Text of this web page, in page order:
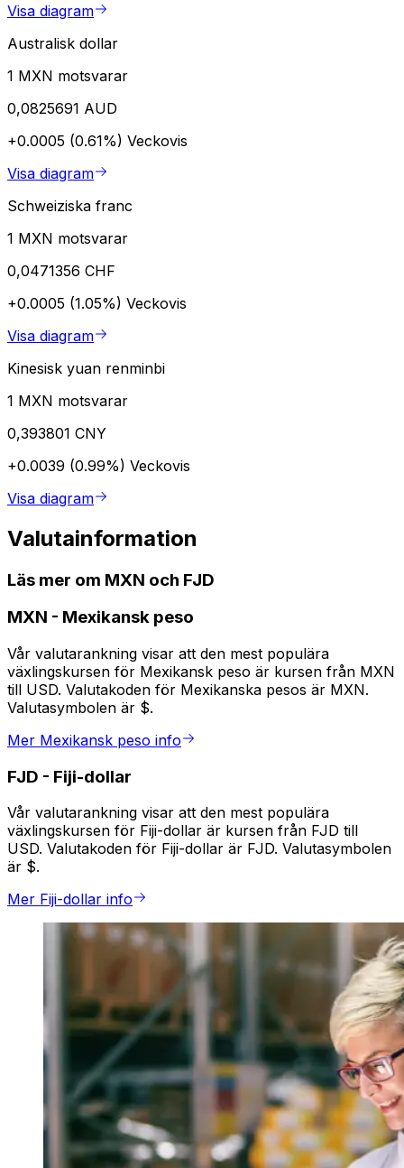
Visa diagram
Australisk dollar
1 MXN motsvarar
0,0825691 AUD
+0.0005 (0.61%) Veckovis
Visa diagram
Schweiziska franc
1 MXN motsvarar
0,0471356 CHF
+0.0005 (1.05%) Veckovis
Visa diagram
Kinesisk yuan renminbi
1 MXN motsvarar
0,393801 CNY
+0.0039 (0.99%) Veckovis
Visa diagram
Valutainformation
Läs mer om MXN och FJD
MXN - Mexikansk peso
Vår valutarankning visar att den mest populära
växlingskursen för Mexikansk peso är kursen från MXN
till USD. Valutakoden för Mexikanska pesos är MXN.
Valutasymbolen är $.
Mer Mexikansk peso info
FJD - Fiji-dollar
Vår valutarankning visar att den mest populära
växlingskursen för Fiji-dollar är kursen från FJD till
USD. Valutakoden för Fiji-dollar är FJD. Valutasymbolen
är $.
Mer Fiji-dollar info